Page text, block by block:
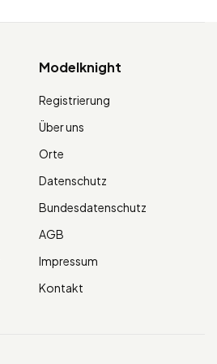
Modelknight
Registrierung
Über uns
Orte
Datenschutz
Bundesdatenschutz
AGB
Impressum
Kontakt